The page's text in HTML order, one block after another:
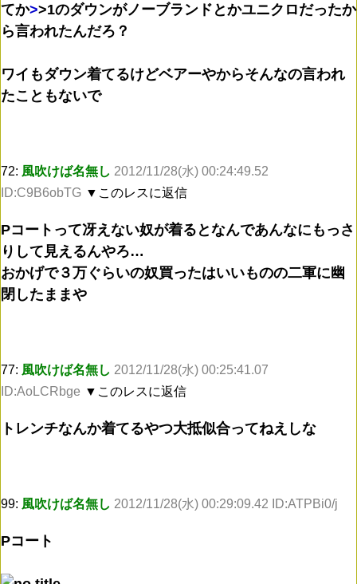
てか>>1のダウンがノーブランドとかユニクロだったか
ら言われたんだろ？
ワイもダウン着てるけどベアーやからそんなの言われ
たこともないで
72: 風吹けば名無し 2012/11/28(水) 00:24:49.52
ID:C9B6obTG ▼このレスに返信
Pコートって冴えない奴が着るとなんであんなにもっさ
りして見えるんやろ…
おかげで３万ぐらいの奴買ったはいいものの二軍に幽
閉したままや
77: 風吹けば名無し 2012/11/28(水) 00:25:41.07
ID:AoLCRbge ▼このレスに返信
トレンチなんか着てるやつ大抵似合ってねえしな
99: 風吹けば名無し 2012/11/28(水) 00:29:09.42 ID:ATPBi0/j
Pコート